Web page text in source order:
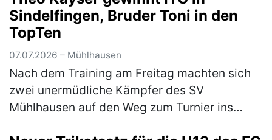
Sindelfingen, Bruder Toni in den
TopTen
07.07.2026 – Mühlhausen
Nach dem Training am Freitag machten sich
zwei unermüdliche Kämpfer des SV
Mühlhausen auf den Weg zum Turnier ins